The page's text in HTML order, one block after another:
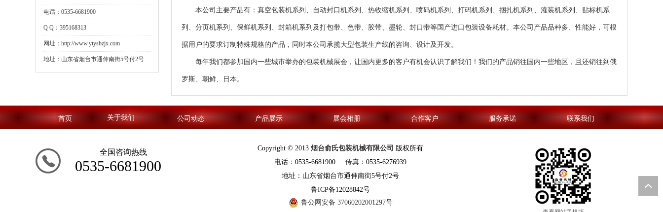
电话：0535-6681900
Q Q：395168313
网址：http://www.ytysbzjx.com
地址：山东省烟台市通伸南街5号付2号
本公司主要产品有： 真空包装机系列 、 自动封口机系列 、 热收缩机系列 、 喷码机系列 、 打码机系列 、 捆扎机系列 、 灌装机系列 、贴标机系
列、分页机系列、 保鲜机系列 、 封箱机系列 及打包带、色带、胶带、墨轮、封口带等国产进口包装设备耗材。本公司产品品种多、性能好，可根
据用户的要求订制特殊规格的产品，同时本公司承揽大型包装生产线的咨询、设计及开发。
每年我们都参加国内一些城市举办的包装机械展会，让国内更多的客户有机会认识了解我们！我们的产品销往国内一些地区，且还销往到俄
罗斯、朝鲜、日本。
首页 关于我们 公司动态 产品展示 展会相册 合作客户 服务承诺 联系我们
全国咨询热线
0535-6681900
Copyright © 2013 烟台俞氏包装机械有限公司 版权所有
电话：0535-6681900 传真：0535-6276939
地址：山东省烟台市通伸南街5号付2号
鲁ICP备12028842号
鲁公网安备 37060202001297号